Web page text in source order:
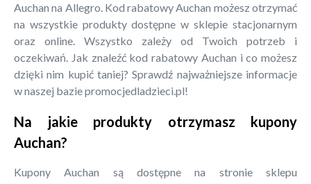
Auchan na Allegro. Kod rabatowy Auchan możesz otrzymać
na wszystkie produkty dostępne w sklepie stacjonarnym
oraz online. Wszystko zależy od Twoich potrzeb i
oczekiwań. Jak znaleźć kod rabatowy Auchan i co możesz
dzięki nim kupić taniej? Sprawdź najważniejsze informacje
w naszej bazie promocjedladzieci.pl!
Na jakie produkty otrzymasz kupony
Auchan?
Kupony Auchan są dostępne na stronie sklepu